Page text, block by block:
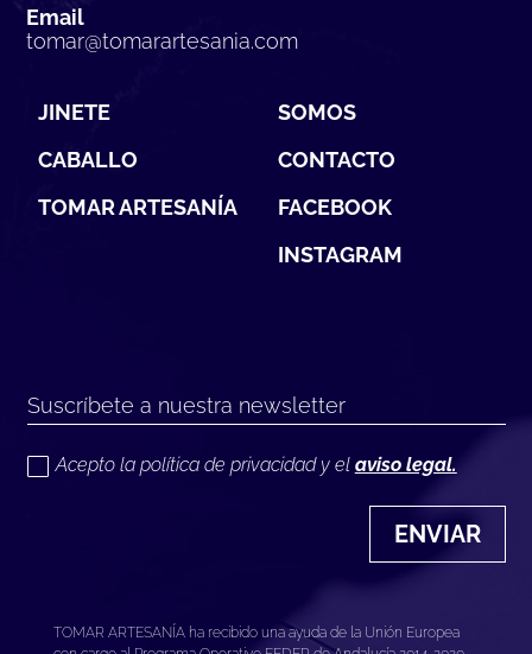
Email
tomar@tomarartesania.com
JINETE
CABALLO
TOMAR ARTESANÍA
SOMOS
CONTACTO
FACEBOOK
INSTAGRAM
Acepto la política de privacidad y el aviso legal.
ENVIAR
TOMAR ARTESANÍA ha recibido una ayuda de la Unión Europea